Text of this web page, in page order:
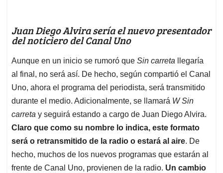
Juan Diego Alvira sería el nuevo presentador
del noticiero del Canal Uno
Aunque en un inicio se rumoró que Sin carreta
llegaría
al final, no será así. De hecho, según compartió el Canal
Uno, ahora el programa del periodista, será transmitido
durante el medio. Adicionalmente, se llamará W Sin
carreta y seguirá estando a cargo de Juan Diego Alvira.
Claro que como su nombre lo indica, este formato
será o retransmitido de la radio o estará al aire. De
hecho, muchos de los nuevos programas que estarán al
frente de Canal Uno, provienen de la radio. Un cambio